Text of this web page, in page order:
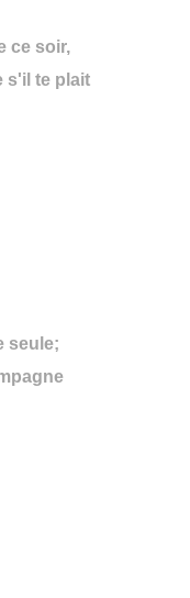
ce soir,
s'il te plait
seule;